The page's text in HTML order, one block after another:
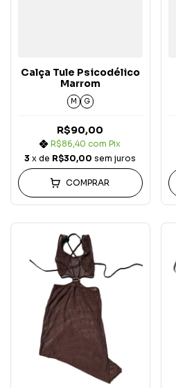
Calça Tule Psicodélico
Marrom
M G
R$90,00
R$86,40com Pix
3 x de R$30,00 sem juros
COMPRAR